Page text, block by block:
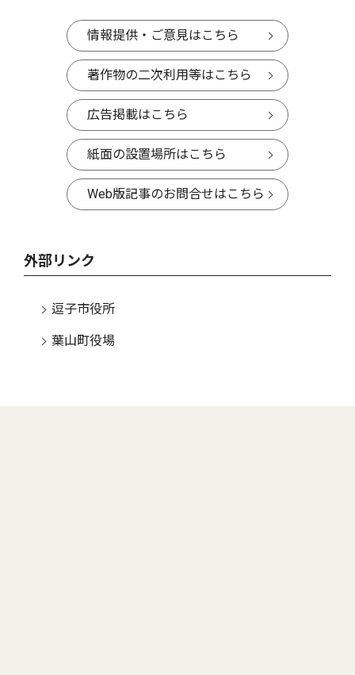
情報提供・ご意見はこちら
著作物の二次利用等はこちら
広告掲載はこちら
紙面の設置場所はこちら
Web版記事のお問合せはこちら
外部リンク
逗子市役所
葉山町役場